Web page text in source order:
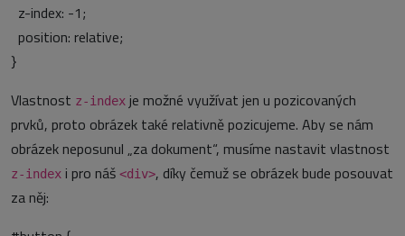
z-index: -1;
position: relative;
}
Vlastnost z-index je možné využívat jen u pozicovaných
prvků, proto obrázek také relativně pozicujeme. Aby se nám
obrázek neposunul „za dokument“, musíme nastavit vlastnost
z-index i pro náš <div>, díky čemuž se obrázek bude posouvat
za něj: